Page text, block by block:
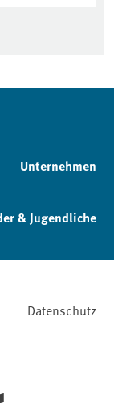
Unternehmen
& Jugendliche
Datenschutz